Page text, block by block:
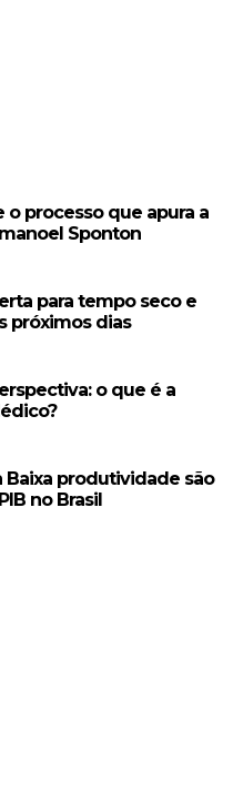
processo que apura a
Sponton
para tempo seco e
próximos dias
o que é a
Baixa produtividade são
no Brasil